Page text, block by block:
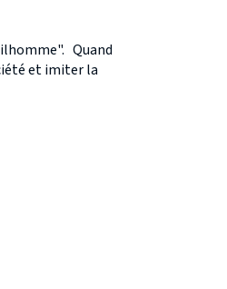
Quand
et imiter la